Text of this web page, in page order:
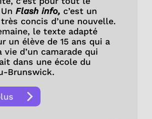
UnFlash info, c’est un
concis d’une nouvelle.
le texte adapté
un élève de 15 ans qui a
vie d’un camarade qui
dans une école du
Brunswick.